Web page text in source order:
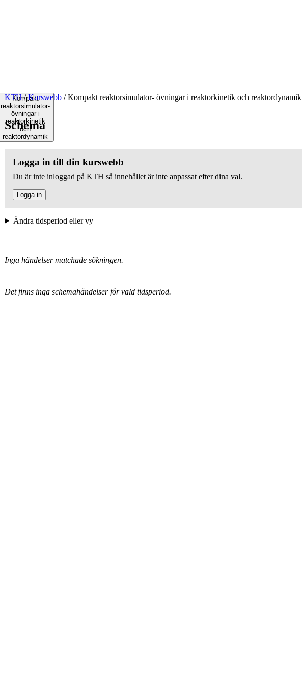
Kompakt
reaktorsimulator-
övningar i
reaktorkinetik
och
reaktordynamik
KTH / Kurswebb /Kompakt reaktorsimulator- övningar i reaktorkinetik och reaktordynamik
Schema
Logga in till din kurswebb
Du är inte inloggad på KTH så innehållet är inte anpassat efter dina val.
Logga in
Ändra tidsperiod eller vy
Inga händelser matchade sökningen.
Det finns inga schemahändelser för vald tidsperiod.